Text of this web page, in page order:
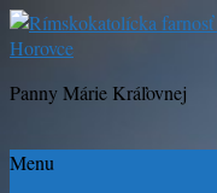
Horovce
Panny Márie Kráľovnej
Menu